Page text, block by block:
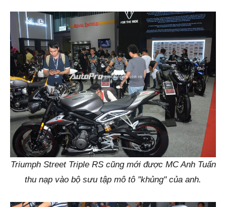
Triumph Street Triple RS cũng mới được MC Anh Tuấn
thu nạp vào bộ sưu tập mô tô "khủng" của anh.